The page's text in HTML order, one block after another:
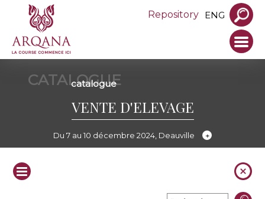
Repository ENG
CATALOGUE
catalogue
VENTE D'ELEVAGE
Du 7 au 10 décembre 2024, Deauville